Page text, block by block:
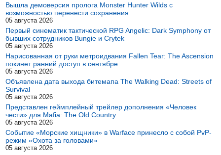
Вышла демоверсия пролога Monster Hunter Wilds с
возможностью перенести сохранения
05 августа 2026
Первый синематик тактической RPG Angelic: Dark Symphony от
бывших сотрудников Bungie и Crytek
05 августа 2026
Нарисованная от руки метроидвания Fallen Tear: The Ascension
покинет ранний доступ в сентябре
05 августа 2026
Объявлена дата выхода битемапа The Walking Dead: Streets of
Survival
05 августа 2026
Представлен геймплейный трейлер дополнения «Человек
чести» для Mafia: The Old Country
05 августа 2026
Событие «Морские хищники» в Warface принесло с собой PvP-
режим «Охота за головами»
05 августа 2026